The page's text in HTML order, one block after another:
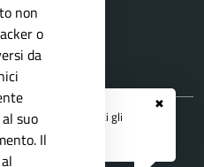
✖
APP IO
e ricevi tutti gli
non
o
da
suo
Il